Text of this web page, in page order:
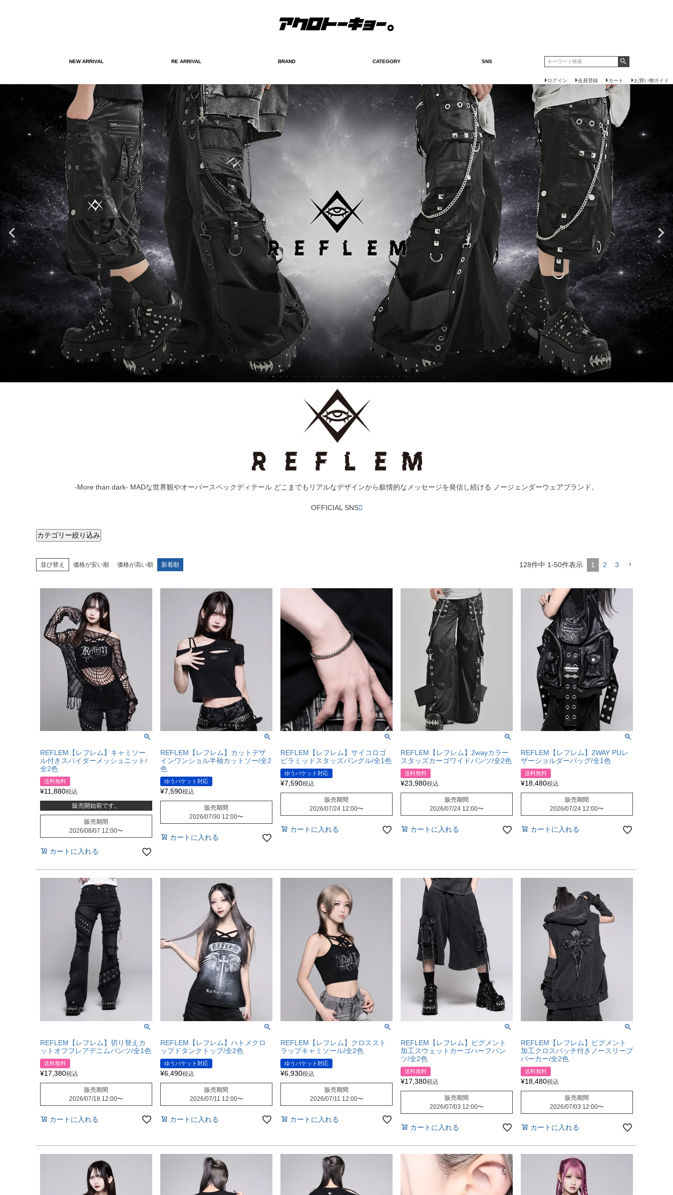
NEW ARRIVAL RE ARRIVAL BRAND CATEGORY
SNS
ログイン
会員登録 カート お買い物ガイド
-More than dark- MADな世界観やオーバースペックディテール どこまでもリアルなデザインから叙情的なメッセージを発信し続ける ノージェンダーウェアブランド。
OFFICIAL SNS
カテゴリー絞り込み
並び替え 価格が安い順 価格が高い順 新着順 128件中 1-50件表示 1 2 3
REFLEM【レフレム】キャミソー
ル付きスパイダーメッシュニット/
全2色
送料無料
¥11,880税込
販売開始前です。
販売期間
2026/08/07 12:00〜
カートに入れる
REFLEM【レフレム】カットデザ
インワンショル半袖カットソー/全2
色
ゆうパケット対応
¥7,590税込
販売期間
2026/07/30 12:00〜
カートに入れる
REFLEM【レフレム】サイコロゴ
ピラミッドスタッズバングル/全1色
ゆうパケット対応
¥7,590税込
販売期間
2026/07/24 12:00〜
カートに入れる
REFLEM【レフレム】2wayカラー
スタッズカーゴワイドパンツ/全2色
送料無料
¥23,980税込
販売期間
2026/07/24 12:00〜
カートに入れる
REFLEM【レフレム】2WAY PUレ
ザーショルダーバッグ/全1色
送料無料
¥18,480税込
販売期間
2026/07/24 12:00〜
カートに入れる
REFLEM【レフレム】切り替えカ
ットオフフレアデニムパンツ/全1色
送料無料
¥17,380税込
販売期間
2026/07/18 12:00〜
カートに入れる
REFLEM【レフレム】ハトメクロ
ップドタンクトップ/全2色
ゆうパケット対応
¥6,490税込
販売期間
2026/07/11 12:00〜
カートに入れる
REFLEM【レフレム】クロススト
ラップキャミソール/全2色
ゆうパケット対応
¥6,930税込
販売期間
2026/07/11 12:00〜
カートに入れる
REFLEM【レフレム】ピグメント
加工スウェットカーゴハーフパン
ツ/全2色
送料無料
¥17,380税込
販売期間
2026/07/03 12:00〜
カートに入れる
REFLEM【レフレム】ピグメント
加工クロスパッチ付きノースリーブ
パーカー/全2色
送料無料
¥18,480税込
販売期間
2026/07/03 12:00〜
カートに入れる